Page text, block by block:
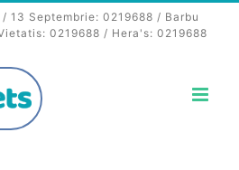
/ 13 Septembrie: 0219688 / Barbu
0219688 / Hera's: 0219688